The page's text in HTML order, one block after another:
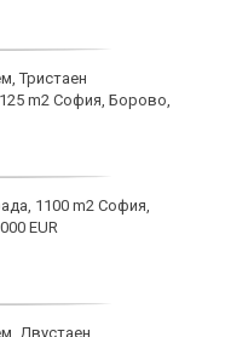
Тристаен
m2 София, Борово,
1100 m2 София,
EUR
Двустаен